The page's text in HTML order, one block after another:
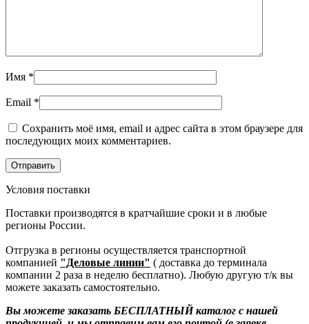
Имя *
Email *
Сохранить моё имя, email и адрес сайта в этом браузере для
последующих моих комментариев.
Условия поставки
Поставки производятся в кратчайшие сроки и в любые
регионы России.
Отгрузка в регионы осуществляется транспортной
компанией "Деловые линии" ( доставка до терминала
компании 2 раза в неделю бесплатно). Любую другую т/к вы
можете заказать самостоятельно.
Вы можете заказать БЕСПЛАТНЫЙ каталог с нашей